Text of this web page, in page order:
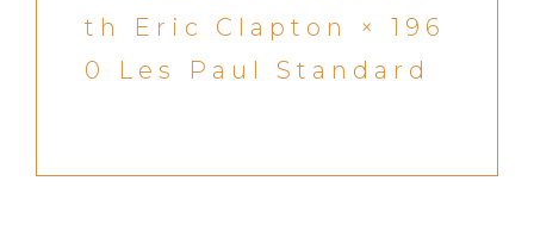
th Eric Clapton × 196
0 Les Paul Standard